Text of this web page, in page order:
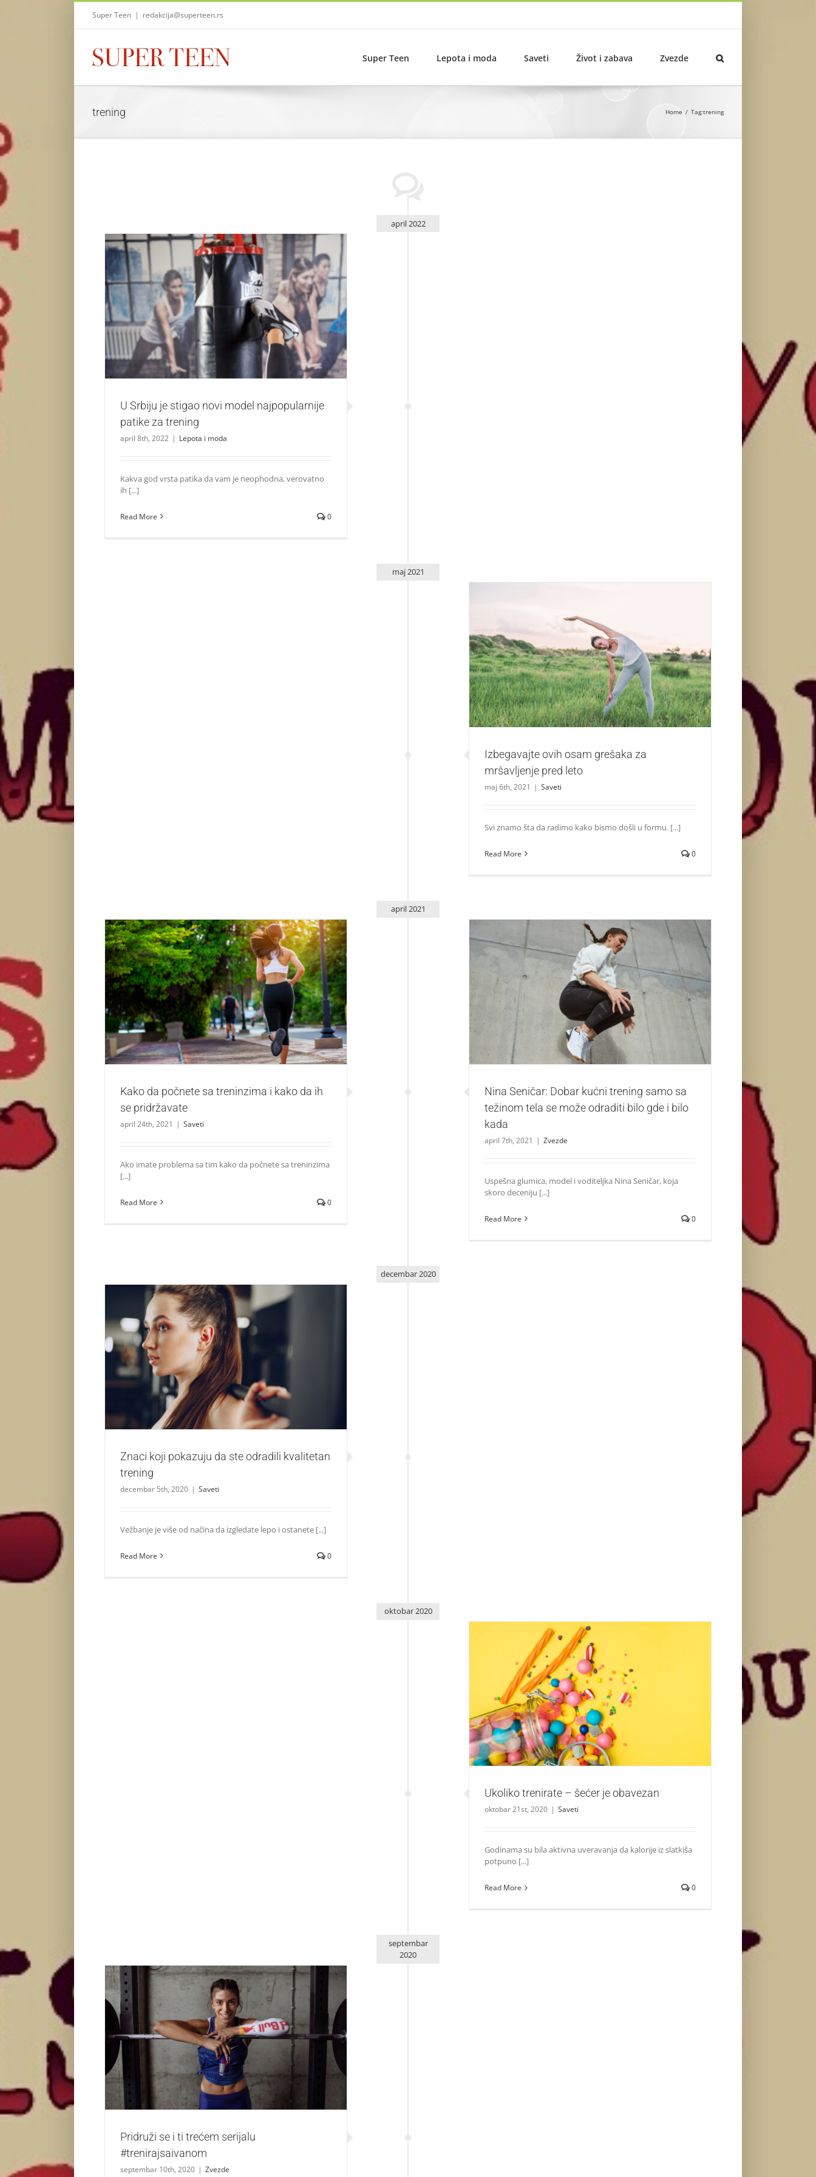
Super Teen | redakcija@superteen.rs
Super Teen Lepota i moda Saveti Život i zabava Zvezde
trening Home Tag:trening
april 2022
U Srbiju je stigao novi model najpopularnije patike za trening
Lepota i moda
U Srbiju je stigao novi model najpopularnije
patike za trening
april 8th, 2022 | Lepota i moda
Kakva god vrsta patika da vam je neophodna, verovatno
ih [...]
Read More 0
maj 2021
Izbegavajte ovih osam grešaka za mršavljenje pred leto
Saveti
Izbegavajte ovih osam grešaka za
mršavljenje pred leto
maj 6th, 2021 | Saveti
Svi znamo šta da radimo kako bismo došli u formu. [...]
Read More 0
april 2021
Kako da počnete sa treninzima i kako da ih se pridržavate
Saveti
Kako da počnete sa treninzima i kako da ih
se pridržavate
april 24th, 2021 | Saveti
Ako imate problema sa tim kako da počnete sa treninzima
[...]
Read More 0
Nina Seničar: Dobar kućni trening samo sa težinom tela se
može odraditi bilo gde i bilo kada
Zvezde
Nina Seničar: Dobar kućni trening samo sa
težinom tela se može odraditi bilo gde i bilo
kada
april 7th, 2021 | Zvezde
Uspešna glumica, model i voditeljka Nina Seničar, koja
skoro deceniju [...]
Read More 0
decembar 2020
Znaci koji pokazuju da ste odradili kvalitetan trening
Saveti
Znaci koji pokazuju da ste odradili kvalitetan
trening
decembar 5th, 2020 | Saveti
Vežbanje je više od načina da izgledate lepo i ostanete [...]
Read More 0
oktobar 2020
Ukoliko trenirate – šećer je obavezan
Saveti
Ukoliko trenirate – šećer je obavezan
oktobar 21st, 2020 | Saveti
Godinama su bila aktivna uveravanja da kalorije iz slatkiša
potpuno [...]
Read More 0
septembar
2020
Pridruži se i ti trećem serijalu #trenirajsaivanom
Zvezde
Pridruži se i ti trećem serijalu
#trenirajsaivanom
septembar 10th, 2020 | Zvezde